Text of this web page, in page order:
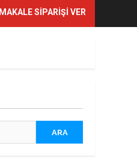
MAKALE SIPARIŞI VER